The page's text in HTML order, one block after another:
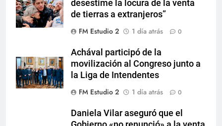
desestime la locura de la venta
de tierras a extranjeros”
FM Estudio 2
1 día atrás 0
Achával participó de la
movilización al Congreso junto a
la Liga de Intendentes
FM Estudio 2
1 día atrás 0
Daniela Vilar aseguró que el